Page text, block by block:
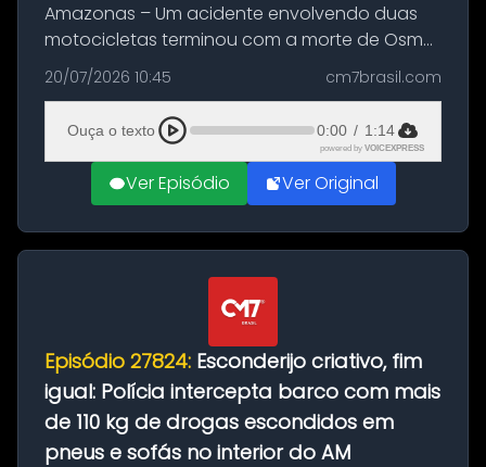
Amazonas – Um acidente envolvendo duas
motocicletas terminou com a morte de Osmar
Figueiredo de Souza, de 38 anos, no município
de São Sebastião do Uatumã, no interior do
Amazonas. A colisão ocorreu n...
20/07/2026 10:45 cm7brasil.com
Ouça o texto 0:00 / 1:14
powered by VOICEXPRESS
Ver Episódio Ver Original
Episódio 27824: Esconderijo criativo, fim
igual: Polícia intercepta barco com mais
de 110 kg de drogas escondidos em
pneus e sofás no interior do AM